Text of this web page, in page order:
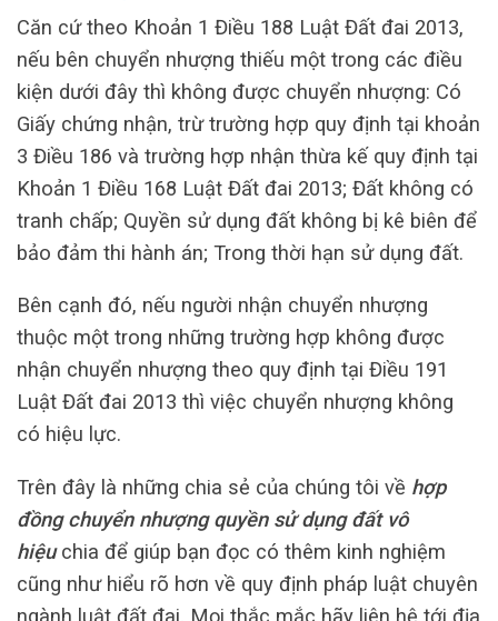
Căn cứ theo Khoản 1 Điều 188 Luật Đất đai 2013,
nếu bên chuyển nhượng thiếu một trong các điều
kiện dưới đây thì không được chuyển nhượng: Có
Giấy chứng nhận, trừ trường hợp quy định tại khoản
3 Điều 186 và trường hợp nhận thừa kế quy định tại
Khoản 1 Điều 168 Luật Đất đai 2013; Đất không có
tranh chấp; Quyền sử dụng đất không bị kê biên để
bảo đảm thi hành án; Trong thời hạn sử dụng đất.
Bên cạnh đó, nếu người nhận chuyển nhượng
thuộc một trong những trường hợp không được
nhận chuyển nhượng theo quy định tại Điều 191
Luật Đất đai 2013 thì việc chuyển nhượng không
có hiệu lực.
Trên đây là những chia sẻ của chúng tôi về hợp
đồng chuyển nhượng quyền sử dụng đất vô
hiệuchia để giúp bạn đọc có thêm kinh nghiệm
cũng như hiểu rõ hơn về quy định pháp luật chuyên
ngành luật đất đai. Mọi thắc mắc hãy liên hệ tới địa